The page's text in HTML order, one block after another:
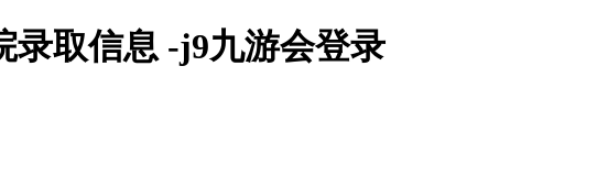
录取信息 -j9九游会登录